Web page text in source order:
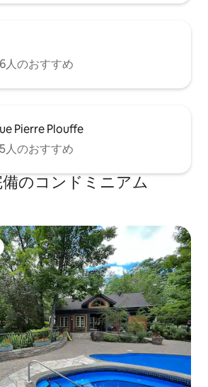
人のおすすめ
Pierre Plouffe
人のおすすめ
のコンドミニアム
イスです。